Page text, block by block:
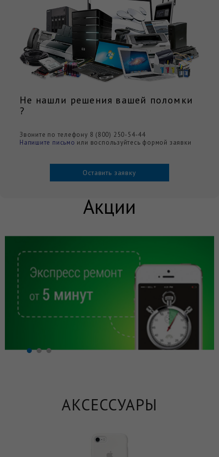
Не нашли решения вашей поломки
?
Звоните по телефону 8 (800) 250-54-44
Напишите письмо или воспользуйтесь формой заявки
Оставить заявку
Акции
АКСЕССУАРЫ